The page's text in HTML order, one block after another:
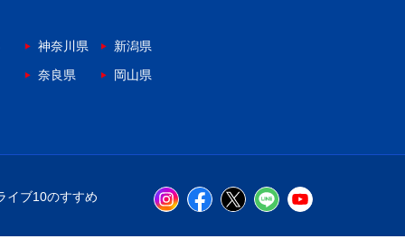
神奈川県
新潟県
奈良県
岡山県
イブ10のすすめ